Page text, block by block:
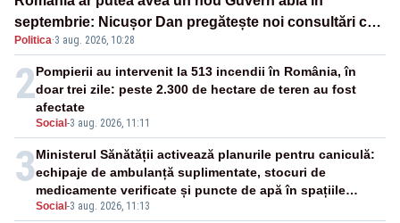
septembrie: Nicușor Dan pregătește noi consultări cu
partidele după 15 august
Politica·3 aug. 2026, 10:28
2
Social -3 aug. 2026, 11:11
Pompierii au intervenit la 513 incendii în România, în
doar trei zile: peste 2.300 de hectare de teren au fost
afectate
3
Social -3 aug. 2026, 11:13
Ministerul Sănătății activează planurile pentru caniculă:
echipaje de ambulanță suplimentate, stocuri de
medicamente verificate și puncte de apă în spațiile
publice